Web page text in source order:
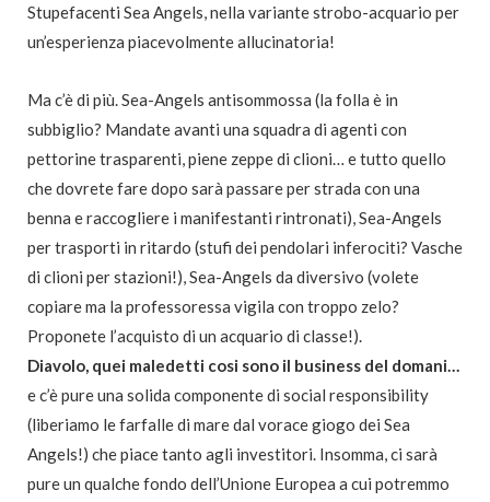
Stupefacenti Sea Angels, nella variante strobo-acquario per
un’esperienza piacevolmente allucinatoria!
Ma c’è di più. Sea-Angels antisommossa (la folla è in
subbiglio? Mandate avanti una squadra di agenti con
pettorine trasparenti, piene zeppe di clioni… e tutto quello
che dovrete fare dopo sarà passare per strada con una
benna e raccogliere i manifestanti rintronati), Sea-Angels
per trasporti in ritardo (stufi dei pendolari inferociti? Vasche
di clioni per stazioni!), Sea-Angels da diversivo (volete
copiare ma la professoressa vigila con troppo zelo?
Proponete l’acquisto di un acquario di classe!).
Diavolo, quei maledetti cosi sono il business del domani…
e c’è pure una solida componente di social responsibility
(liberiamo le farfalle di mare dal vorace giogo dei Sea
Angels!) che piace tanto agli investitori. Insomma, ci sarà
pure un qualche fondo dell’Unione Europea a cui potremmo